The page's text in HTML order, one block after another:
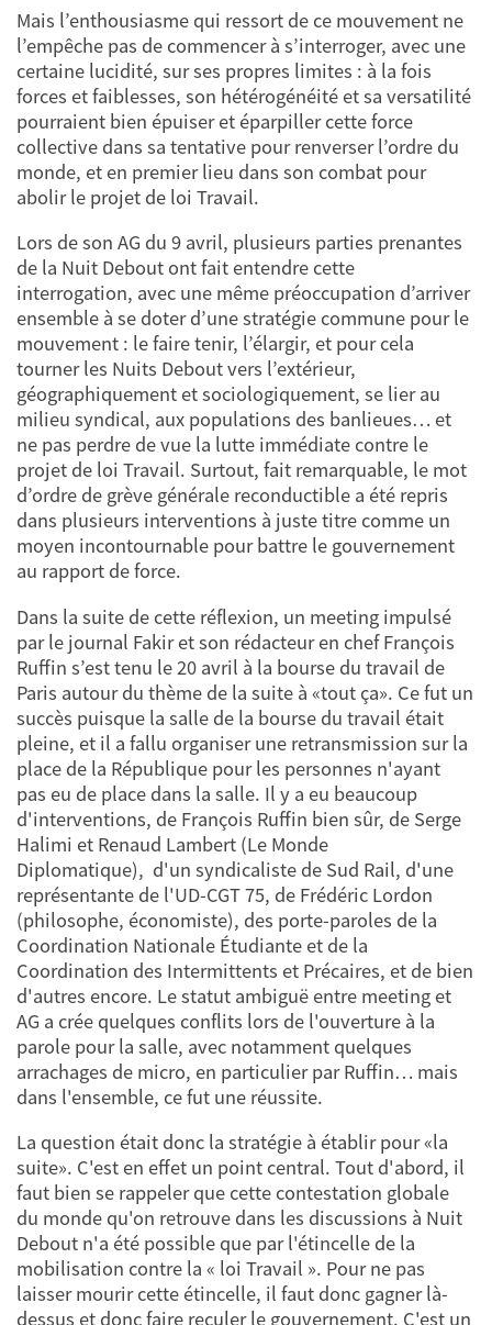
Mais l’enthousiasme qui ressort de ce mouvement ne
l’empêche pas de commencer à s’interroger, avec une
certaine lucidité, sur ses propres limites : à la fois
forces et faiblesses, son hétérogénéité et sa versatilité
pourraient bien épuiser et éparpiller cette force
collective dans sa tentative pour renverser l’ordre du
monde, et en premier lieu dans son combat pour
abolir le projet de loi Travail.
Lors de son AG du 9 avril, plusieurs parties prenantes
de la Nuit Debout ont fait entendre cette
interrogation, avec une même préoccupation d’arriver
ensemble à se doter d’une stratégie commune pour le
mouvement : le faire tenir, l’élargir, et pour cela
tourner les Nuits Debout vers l’extérieur,
géographiquement et sociologiquement, se lier au
milieu syndical, aux populations des banlieues… et
ne pas perdre de vue la lutte immédiate contre le
projet de loi Travail. Surtout, fait remarquable, le mot
d’ordre de grève générale reconductible a été repris
dans plusieurs interventions à juste titre comme un
moyen incontournable pour battre le gouvernement
au rapport de force.
Dans la suite de cette réflexion, un meeting impulsé
par le journal Fakir et son rédacteur en chef François
Ruffin s’est tenu le 20 avril à la bourse du travail de
Paris autour du thème de la suite à «tout ça». Ce fut un
succès puisque la salle de la bourse du travail était
pleine, et il a fallu organiser une retransmission sur la
place de la République pour les personnes n'ayant
pas eu de place dans la salle. Il y a eu beaucoup
d'interventions, de François Ruffin bien sûr, de Serge
Halimi et Renaud Lambert (Le Monde
Diplomatique), d'un syndicaliste de Sud Rail, d'une
représentante de l'UD-CGT 75, de Frédéric Lordon
(philosophe, économiste), des porte-paroles de la
Coordination Nationale Étudiante et de la
Coordination des Intermittents et Précaires, et de bien
d'autres encore. Le statut ambiguë entre meeting et
AG a crée quelques conflits lors de l'ouverture à la
parole pour la salle, avec notamment quelques
arrachages de micro, en particulier par Ruffin… mais
dans l'ensemble, ce fut une réussite.
La question était donc la stratégie à établir pour «la
suite». C'est en effet un point central. Tout d'abord, il
faut bien se rappeler que cette contestation globale
du monde qu'on retrouve dans les discussions à Nuit
Debout n'a été possible que par l'étincelle de la
mobilisation contre la « loi Travail ». Pour ne pas
laisser mourir cette étincelle, il faut donc gagner là-
dessus et donc faire reculer le gouvernement. C'est un